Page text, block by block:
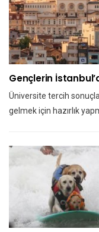
Gençlerin
Üniversite tercih
gelmek için hazırlık